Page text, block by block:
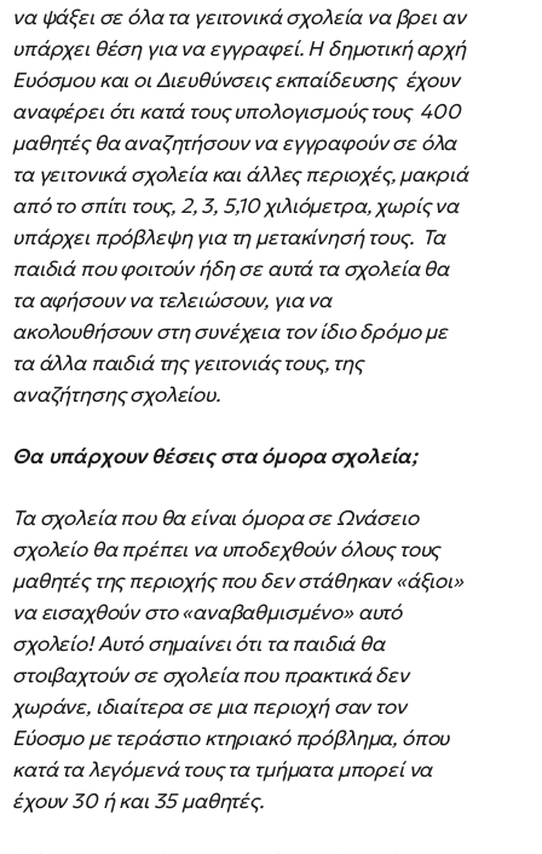
να ψάξει σε όλα τα γειτονικά σχολεία να βρει αν
υπάρχει θέση για να εγγραφεί. Η δημοτική αρχή
Ευόσμου και οι Διευθύνσεις εκπαίδευσης έχουν
αναφέρει ότι κατά τους υπολογισμούς τους 400
μαθητές θα αναζητήσουν να εγγραφούν σε όλα
τα γειτονικά σχολεία και άλλες περιοχές, μακριά
από το σπίτι τους, 2, 3, 5,10 χιλιόμετρα, χωρίς να
υπάρχει πρόβλεψη για τη μετακίνησή τους. Τα
παιδιά που φοιτούν ήδη σε αυτά τα σχολεία θα
τα αφήσουν να τελειώσουν, για να
ακολουθήσουν στη συνέχεια τον ίδιο δρόμο με
τα άλλα παιδιά της γειτονιάς τους, της
αναζήτησης σχολείου.
Θα υπάρχουν θέσεις στα όμορα σχολεία;
Τα σχολεία που θα είναι όμορα σε Ωνάσειο
σχολείο θα πρέπει να υποδεχθούν όλους τους
μαθητές της περιοχής που δεν στάθηκαν «άξιοι»
να εισαχθούν στο «αναβαθμισμένο» αυτό
σχολείο! Αυτό σημαίνει ότι τα παιδιά θα
στοιβαχτούν σε σχολεία που πρακτικά δεν
χωράνε, ιδιαίτερα σε μια περιοχή σαν τον
Εύοσμο με τεράστιο κτηριακό πρόβλημα, όπου
κατά τα λεγόμενά τους τα τμήματα μπορεί να
έχουν 30 ή και 35 μαθητές.